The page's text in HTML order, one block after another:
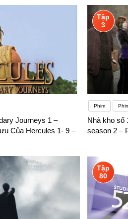
Journeys 1 –
Của Hercules 1- 9 –
Tập
3
Phim
Nhà kho số
season 2 –
Tập
80